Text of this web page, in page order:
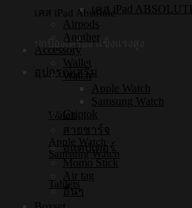
เคส iPad Absolute
ปกป้องเครื่อง แข็งแรงสูง
อุปกรณ์เสริม
Watch
Apple Watch
Samsung Watch
Tablets
เคส iPad ABSOLUTE
Airpods
Another
Accessory
Wallet
Watch
Apple Watch
Samsung Watch
Griptok
สายชาร์จ
อแดปเตอร์
Momo Stick
Air tag
อื่นๆ